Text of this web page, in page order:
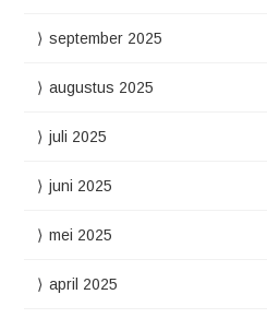
september 2025
augustus 2025
juli 2025
juni 2025
mei 2025
april 2025